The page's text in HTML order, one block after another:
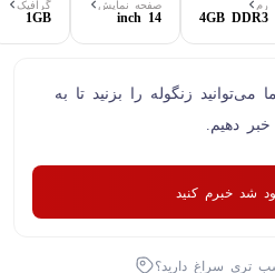
رم
4GB DDR3
صفحه نمایش
14 inch
گرافیک
1GB
می‌توانید زنگوله را بزنید تا به
دهیم.
شد خبرم کنید
تری سراغ دارید؟